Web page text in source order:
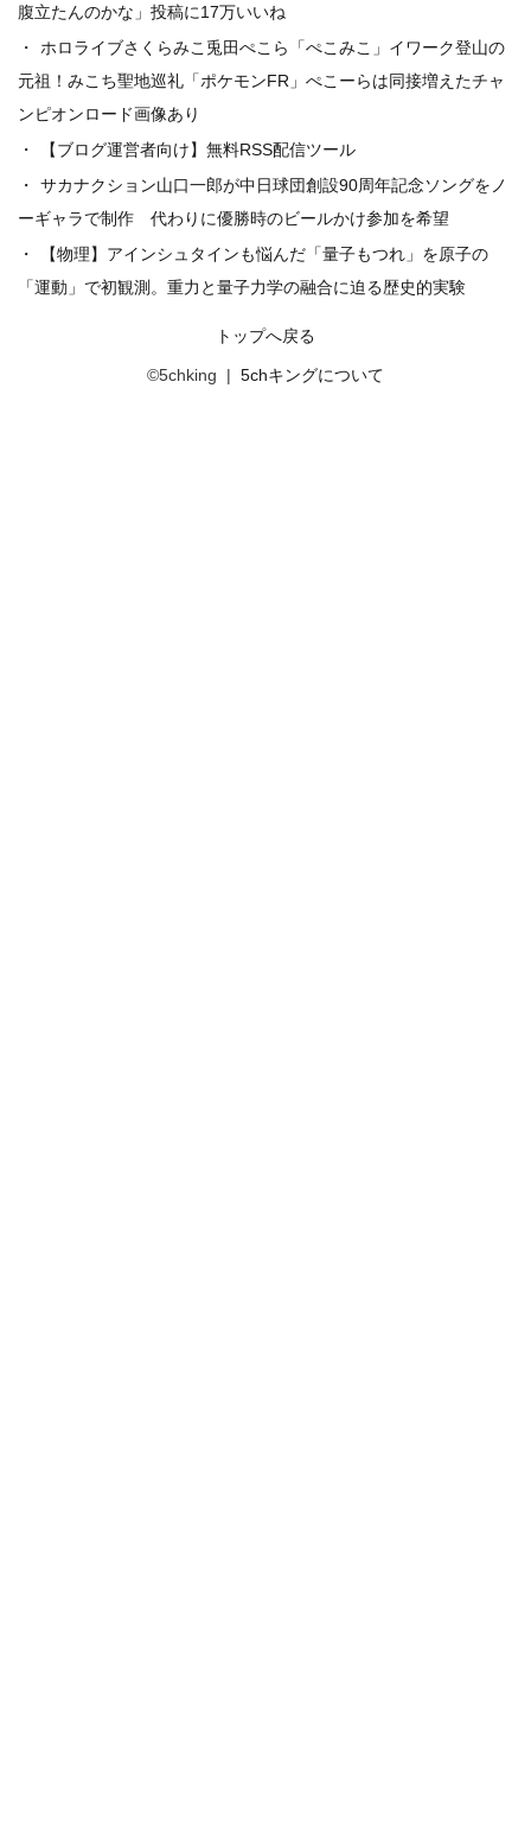
腹立たんのかな」投稿に17万いいね
ホロライブさくらみこ兎田ぺこら「ぺこみこ」イワーク登山の
元祖！みこち聖地巡礼「ポケモンFR」ぺこーらは同接増えたチャ
ンピオンロード画像あり
【ブログ運営者向け】無料RSS配信ツール
サカナクション山口一郎が中日球団創設90周年記念ソングをノ
ーギャラで制作 代わりに優勝時のビールかけ参加を希望
【物理】アインシュタインも悩んだ「量子もつれ」を原子の
「運動」で初観測。重力と量子力学の融合に迫る歴史的実験
トップへ戻る
©5chking | 5chキングについて